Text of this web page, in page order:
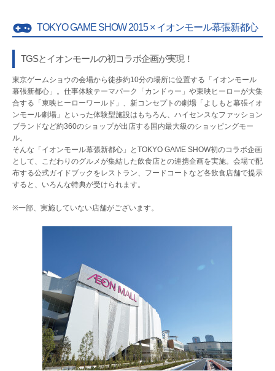
TOKYO GAME SHOW 2015 × イオンモール幕張新都心
TGSとイオンモールの初コラボ企画が実現！
東京ゲームショウの会場から徒歩約10分の場所に位置する「イオンモール
幕張新都心」。仕事体験テーマパーク「カンドゥー」や東映ヒーローが大集
合する「東映ヒーローワールド」、新コンセプトの劇場「よしもと幕張イオ
ンモール劇場」といった体験型施設はもちろん、ハイセンスなファッション
ブランドなど約360のショップが出店する国内最大級のショッピングモー
ル。
そんな「イオンモール幕張新都心」とTOKYO GAME SHOW初のコラボ企画
として、こだわりのグルメが集結した飲食店との連携企画を実施。会場で配
布する公式ガイドブックをレストラン、フードコートなど各飲食店舗で提示
すると、いろんな特典が受けられます。
※一部、実施していない店舗がございます。